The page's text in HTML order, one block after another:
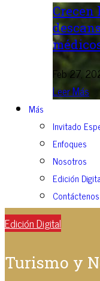
Crecen
Feb 27,
Leer Más
Más
Invitado
Enfoques
Nosotros
Edición
Contáctenos
Edición Digital
Turismo y